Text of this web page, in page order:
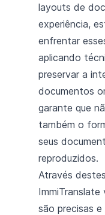
layouts de
experiência,
enfrentar
aplicando
preservar a
documentos
garante que
também o
seus
reproduzidos.
Através
ImmiTranslate
são precisas